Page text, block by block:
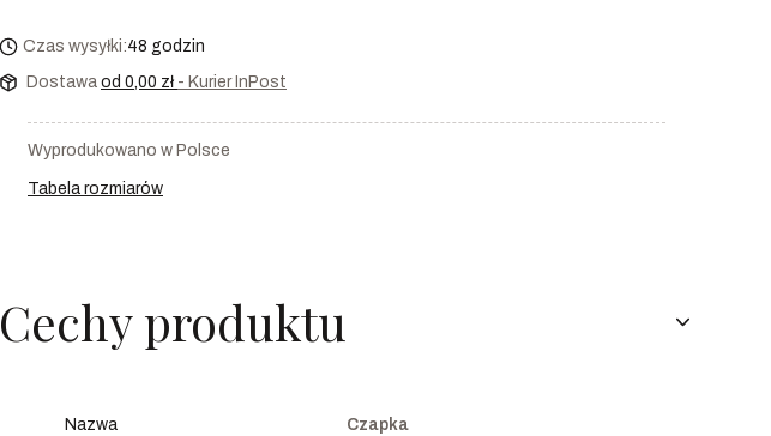
Czas wysyłki:48 godzin
Dostawa od 0,00 zł - Kurier InPost
Wyprodukowano w Polsce
Tabela rozmiarów
Cechy produktu
Nazwa Czapka